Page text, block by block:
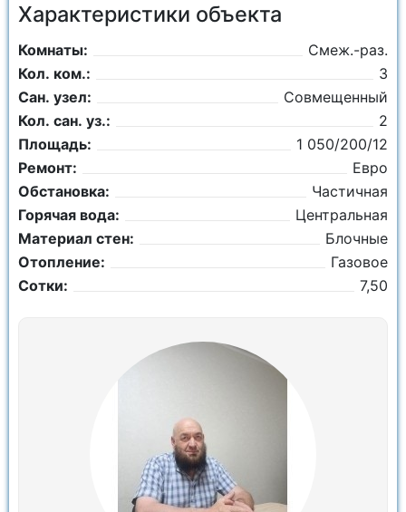
Характеристики объекта
Комнаты:
Смеж.-раз.
Кол. ком.:
3
Сан. узел:
Совмещенный
Кол. сан. уз.:
2
Площадь:
1 050/200/12
Ремонт:
Евро
Обстановка:
Частичная
Горячая вода:
Центральная
Материал стен:
Блочные
Отопление:
Газовое
Сотки:
7,50